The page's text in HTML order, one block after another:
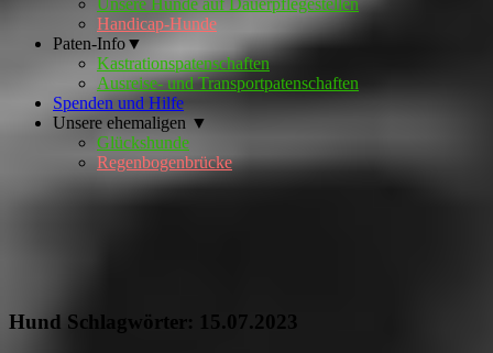
Unsere Hunde auf Dauerpflegestellen
Handicap-Hunde
Paten-Info▼
Kastrationspatenschaften
Ausreise- und Transportpatenschaften
Spenden und Hilfe
Unsere ehemaligen ▼
Glückshunde
Regenbogenbrücke
Hund Schlagwörter: 15.07.2023